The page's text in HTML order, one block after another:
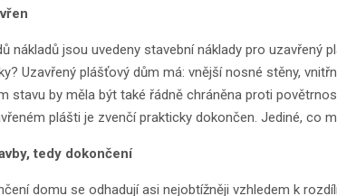
nákladů jsou uvedeny stavební náklady pro uzavřený
Uzavřený plášťový dům má: vnější nosné stěny,
stavu by měla být také řádně chráněna proti
plášti je zvenčí prakticky dokončen. Jediné, co
tedy dokončení
domu se odhadují asi nejobtížněji vzhledem k